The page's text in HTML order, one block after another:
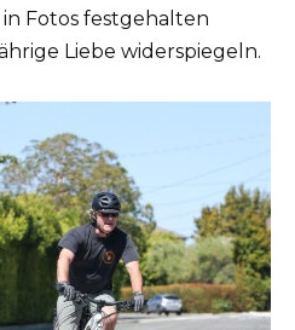
Fotos festgehalten
Liebe widerspiegeln.